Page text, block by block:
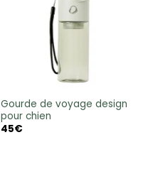
Gourde de voyage design
pour chien
45€